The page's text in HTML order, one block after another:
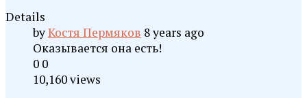
Details
byКостя Пермяков 8 years ago
Оказывается она есть!
0 0
10,160 views